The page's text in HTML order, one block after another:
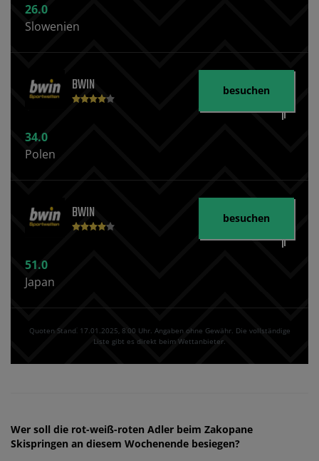
26.0
Slowenien
BWIN
34.0
Polen
besuchen
BWIN
51.0
Japan
besuchen
Quoten Stand⁚ 17.01.2025‚ 8⁚00 Uhr. Angaben ohne Gewähr. Die vollständige
Liste gibt es direkt beim Wettanbieter.
Wer soll die rot-weiß-roten Adler beim Zakopane
Skispringen an diesem Wochenende besiegen?